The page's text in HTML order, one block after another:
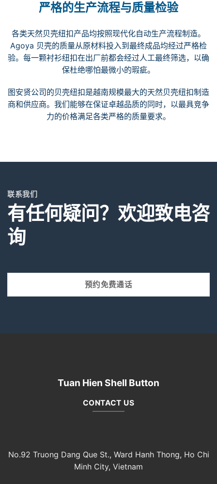
严格的生产流程与质量检验
各类天然贝壳纽扣产品均按照现代化自动生产流程制造。
Agoya 贝壳的质量从原材料投入到最终成品均经过严格检
验。每一颗衬衫纽扣在出厂前都会经过人工最终筛选，以确
保杜绝哪怕最微小的瑕疵。
图安贤公司的贝壳纽扣是越南规模最大的天然贝壳纽扣制造
商和供应商。我们能够在保证卓越品质的同时，以最具竞争
力的价格满足各类严格的质量要求。
联系我们
有任何疑问？欢迎致电咨
询
预约免费通话
Tuan Hien Shell Button
CONTACT US
No.92 Truong Dang Que St., Ward Hanh Thong, Ho Chi
Minh City, Vietnam